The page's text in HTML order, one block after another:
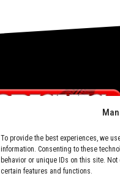
To provide the best experiences, we
information. Consenting to these
behavior or unique IDs on this site.
certain features and functions.